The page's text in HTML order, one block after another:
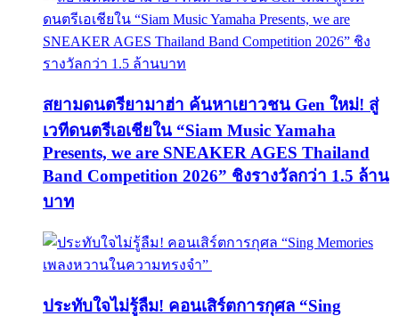
สยามดนตรียามาฮ่า ค้นหาเยาวชน Gen ใหม่! สู่
เวทีดนตรีเอเชียใน “Siam Music Yamaha
Presents, we are SNEAKER AGES Thailand
Band Competition 2026” ชิงรางวัลกว่า 1.5 ล้าน
บาท
ประทับใจไม่รู้ลืม! คอนเสิร์ตการกุศล “Sing